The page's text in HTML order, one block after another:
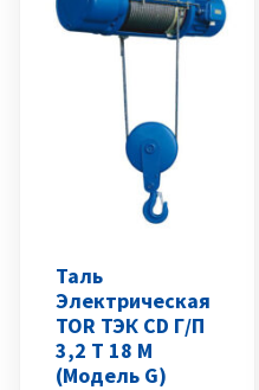
Таль
Электрическая
TOR ТЭК CD Г/п
3,2 Т 18 М
(модель G)